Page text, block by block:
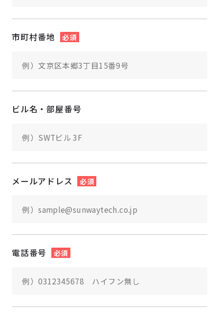
市町村番地 必須
ビル名・部屋番号
メールアドレス 必須
電話番号 必須